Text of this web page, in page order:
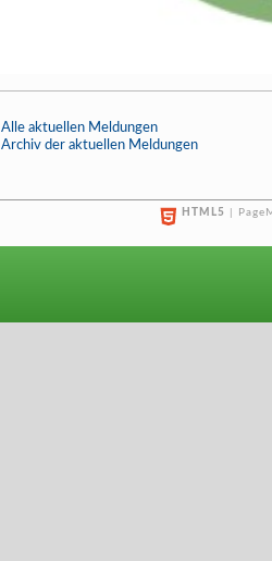
Alle aktuellen Meldungen
Archiv der aktuellen Meldungen
HTML5 |